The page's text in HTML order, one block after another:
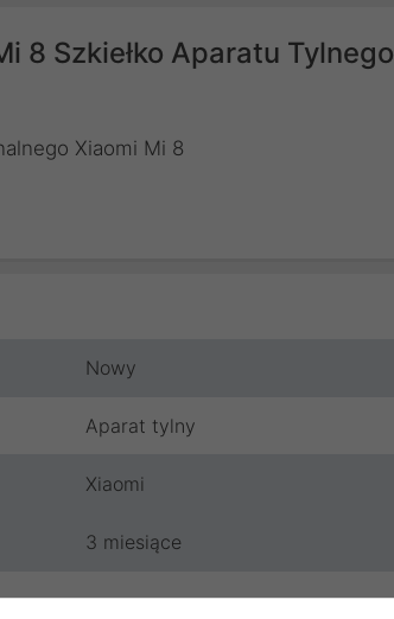
8 Szkiełko Aparatu Tylnego
Xiaomi Mi 8
Nowy
Aparat tylny
Xiaomi
3 miesiące